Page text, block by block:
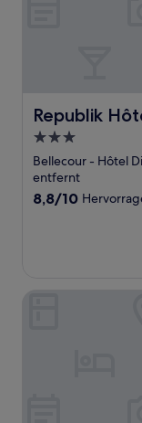
Republik
Republik Hôtel
3.0-
Sterne-
Unterkunft
Bellecour - Hôtel
entfernt
8.8
8,8/10